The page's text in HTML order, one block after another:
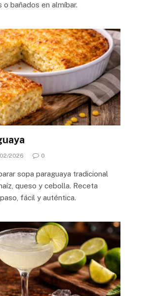
o bañados en almíbar.
2026 0
sopa paraguaya tradicional
queso y cebolla. Receta
fácil y auténtica.